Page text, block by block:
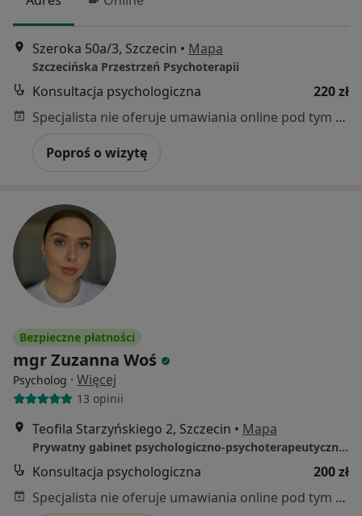
Szeroka 50a/3, Szczecin • Mapa
Szczecińska Przestrzeń Psychoterapii
Konsultacja psychologiczna
220 zł
Specjalista nie oferuje umawiania online pod tym adresem.
Poproś o wizytę
Bezpieczne płatności
mgr Zuzanna Woś
Psycholog · Więcej
13 opinii
Teofila Starzyńskiego 2, Szczecin • Mapa
Prywatny gabinet psychologiczno-psychoterapeutyczny Zuzanna Woś
Konsultacja psychologiczna
200 zł
Specjalista nie oferuje umawiania online pod tym adresem.